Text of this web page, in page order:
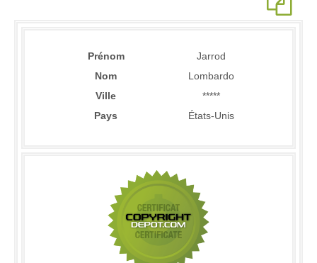
Prénom
Jarrod
Nom
Lombardo
Ville
*****
Pays
États-Unis